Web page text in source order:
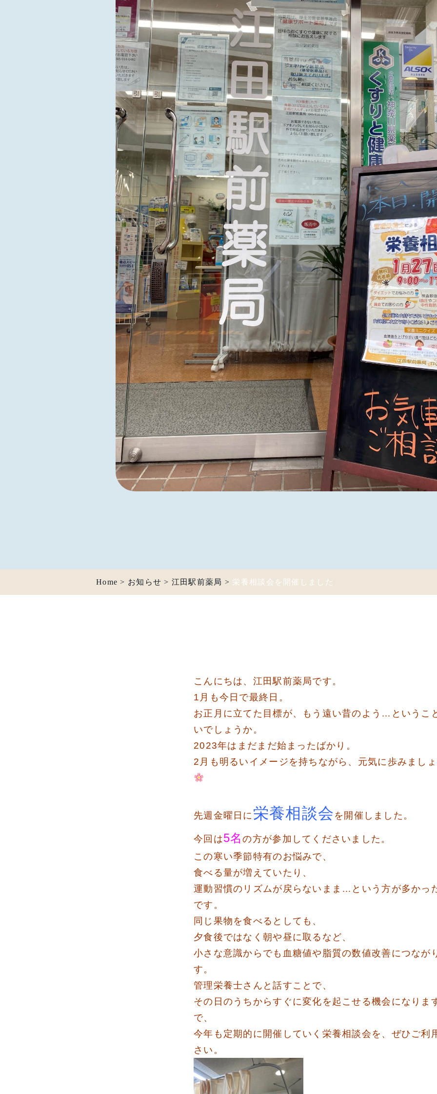
Home > お知らせ > 江田駅前薬局 > 栄養相談会を開催しました
こんにちは、江田駅前薬局です。
1月も今日で最終日。
お正月に立てた目標が、もう遠い昔のよう…というこ
いでしょうか。
2023年はまだまだ始まったばかり。
2月も明るいイメージを持ちながら、元気に歩みましょ
先週金曜日に 栄養相談会を開催しました。
今回は5名の方が参加してくださいました。
この寒い季節特有のお悩みで、
食べる量が増えていたり、
運動習慣のリズムが戻らないまま…という方が多かっ
です。
同じ果物を食べるとしても、
夕食後ではなく朝や昼に取るなど、
小さな意識からでも血糖値や脂質の数値改善につなが
す。
管理栄養士さんと話すことで、
その日のうちからすぐに変化を起こせる機会になりま
で、
今年も定期的に開催していく栄養相談会を、ぜひご利
さい。